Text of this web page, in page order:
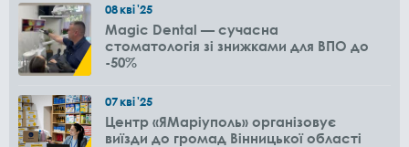
08кві'25
Magic Dental — сучасна
стоматологія зі знижками для ВПО до
-50%
07кві'25
Центр «ЯМаріуполь» організовує
виїзди до громад Вінницької області